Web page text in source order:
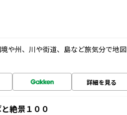
や州、川や街道、島など旅気分で地図
詳細を見る
絶景１００